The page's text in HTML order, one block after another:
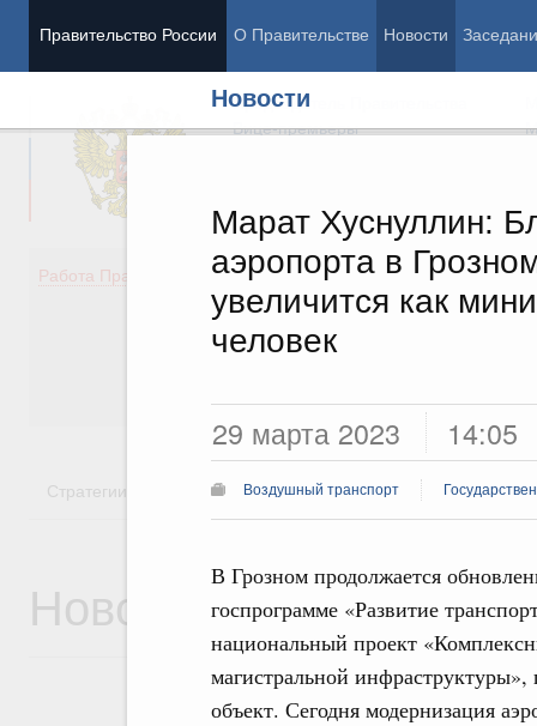
Правительство России О Правительстве Новости
Новости
Марат Хуснуллин:
аэропорта в
увеличится как
человек
29 марта 2023 14:05
Воздушный транспорт
В Грозном продолжается
госпрограмме «Развитие
национальный проект
магистральной
объект. Сегодня модернизация
Председатель Правительства
Вице-премьеры
Работа Правительства
Демография
Здоровье
Культура
Государство
Стратегии Государственные программы
Новости